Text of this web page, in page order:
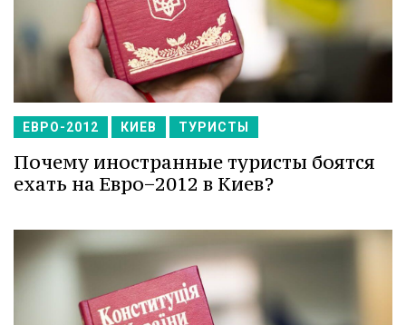
ЕВРО-2012 КИЕВ ТУРИСТЫ
Почему иностранные туристы боятся
ехать на Евро−2012 в Киев?